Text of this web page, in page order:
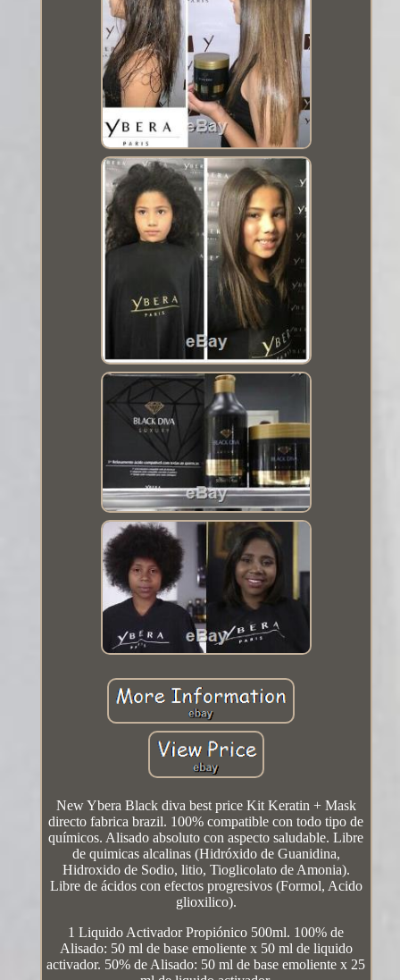
New Ybera Black diva best price Kit Keratin + Mask
directo fabrica brazil. 100% compatible con todo tipo de
químicos. Alisado absoluto con aspecto saludable. Libre
de quimicas alcalinas (Hidróxido de Guanidina,
Hidroxido de Sodio, litio, Tioglicolato de Amonia).
Libre de ácidos con efectos progresivos (Formol, Acido
glioxilico).
1 Liquido Activador Propiónico 500ml. 100% de
Alisado: 50 ml de base emoliente x 50 ml de liquido
activador. 50% de Alisado: 50 ml de base emoliente x 25